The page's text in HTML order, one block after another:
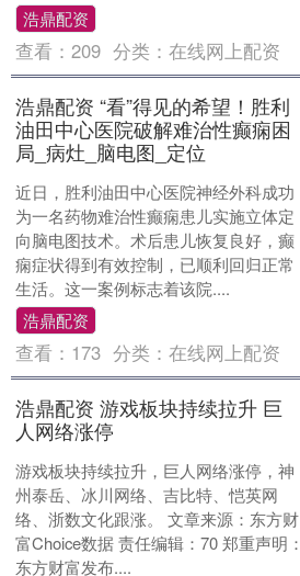
浩鼎配资
查看：209 分类：在线网上配资
浩鼎配资 “看”得见的希望！胜利
油田中心医院破解难治性癫痫困
局_病灶_脑电图_定位
近日，胜利油田中心医院神经外科成功
为一名药物难治性癫痫患儿实施立体定
向脑电图技术。术后患儿恢复良好，癫
痫症状得到有效控制，已顺利回归正常
生活。这一案例标志着该院....
浩鼎配资
查看： 173 分类：在线网上配资
浩鼎配资 游戏板块持续拉升 巨
人网络涨停
游戏板块持续拉升，巨人网络涨停，神
州泰岳、冰川网络、吉比特、恺英网
络、浙数文化跟涨。 文章来源：东方财
富Choice数据 责任编辑：70 郑重声明：
东方财富发布....